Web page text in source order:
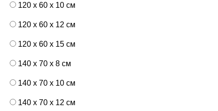
120 x 60 x 10 см
120 x 60 x 12 см
120 x 60 x 15 см
140 x 70 x 8 см
140 x 70 x 10 см
140 x 70 x 12 см